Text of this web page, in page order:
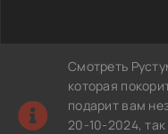
Смотреть
которая
подарит вам
20-10-2024,